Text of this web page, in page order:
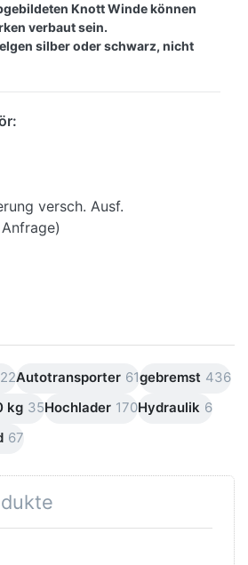
Knott Winde können
verbaut sein.
silber oder schwarz, nicht
versch. Ausf.
22Autotransporter 61gebremst 436
kg 35Hochlader 170Hydraulik 6
67